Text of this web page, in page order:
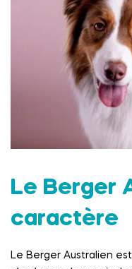
Le Berger
caractère
Le Berger Australien